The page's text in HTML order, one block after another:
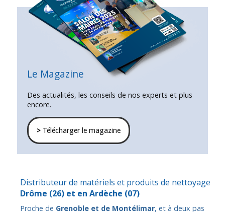
Le Magazine
Des actualités, les conseils de nos experts et plus
encore.
>Télécharger le magazine
Distributeur de matériels et produits de nettoyage
Drôme (26) et en Ardèche (07)
Proche de Grenoble et de Montélimar, et à deux pas